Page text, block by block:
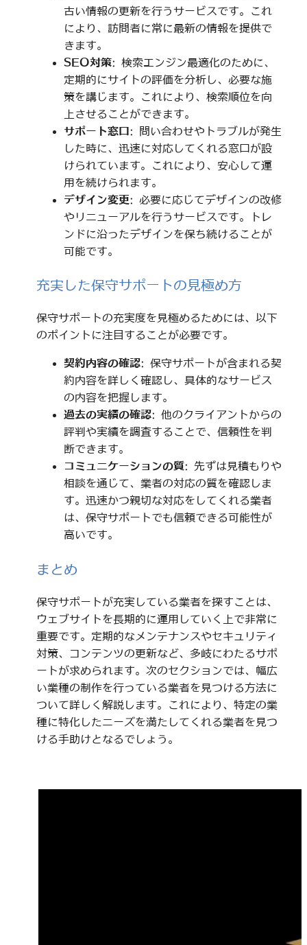
古い情報の更新を行うサービスです。これ
により、訪問者に常に最新の情報を提供で
きます。
SEO対策: 検索エンジン最適化のために、
定期的にサイトの評価を分析し、必要な施
策を講じます。これにより、検索順位を向
上させることができます。
サポート窓口 : 問い合わせやトラブルが発生
した時に、迅速に対応してくれる窓口が設
けられています。これにより、安心して運
用を続けられます。
デザイン変更: 必要に応じてデザインの改修
やリニューアルを行うサービスです。トレ
ンドに沿ったデザインを保ち続けることが
可能です。
充実した保守サポートの見極め方
保守サポートの充実度を見極めるためには、以下
のポイントに注目することが必要です。
契約内容の確認: 保守サポートが含まれる契
約内容を詳しく確認し、具体的なサービス
の内容を把握します。
過去の実績の確認: 他のクライアントからの
評判や実績を調査することで、信頼性を判
断できます。
コミュニケーションの質: 先ずは見積もりや
相談を通じて、業者の対応の質を確認しま
す。迅速かつ親切な対応をしてくれる業者
は、保守サポートでも信頼できる可能性が
高いです。
まとめ
保守サポートが充実している業者を探すことは、
ウェブサイトを長期的に運用していく上で非常に
重要です。定期的なメンテナンスやセキュリティ
対策、コンテンツの更新など、多岐にわたるサポ
ートが求められます。次のセクションでは、幅広
い業種の制作を行っている業者を見つける方法に
ついて詳しく解説します。これにより、特定の業
種に特化したニーズを満たしてくれる業者を見つ
ける手助けとなるでしょう。